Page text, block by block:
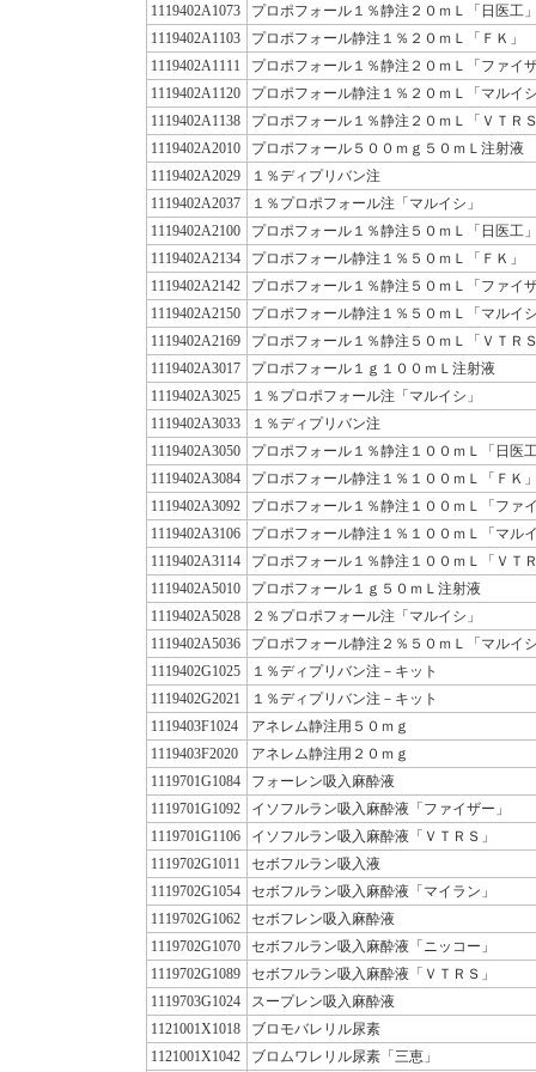
1119402A1073
プロポフォール１％静注２０ｍＬ「日医工」
1119402A1103
プロポフォール静注１％２０ｍＬ「ＦＫ」
1119402A1111
プロポフォール１％静注２０ｍＬ「ファイザ
1119402A1120
プロポフォール静注１％２０ｍＬ「マルイシ
1119402A1138
プロポフォール１％静注２０ｍＬ「ＶＴＲＳ
1119402A2010
プロポフォール５００ｍｇ５０ｍＬ注射液
1119402A2029
１％ディプリバン注
1119402A2037
１％プロポフォール注「マルイシ」
1119402A2100
プロポフォール１％静注５０ｍＬ「日医工」
1119402A2134
プロポフォール静注１％５０ｍＬ「ＦＫ」
1119402A2142
プロポフォール１％静注５０ｍＬ「ファイザ
1119402A2150
プロポフォール静注１％５０ｍＬ「マルイシ
1119402A2169
プロポフォール１％静注５０ｍＬ「ＶＴＲＳ
1119402A3017
プロポフォール１ｇ１００ｍＬ注射液
1119402A3025
１％プロポフォール注「マルイシ」
1119402A3033
１％ディプリバン注
1119402A3050
プロポフォール１％静注１００ｍＬ「日医工
1119402A3084
プロポフォール静注１％１００ｍＬ「ＦＫ」
1119402A3092
プロポフォール１％静注１００ｍＬ「ファイ
1119402A3106
プロポフォール静注１％１００ｍＬ「マルイ
1119402A3114
プロポフォール１％静注１００ｍＬ「ＶＴＲ
1119402A5010
プロポフォール１ｇ５０ｍＬ注射液
1119402A5028
２％プロポフォール注「マルイシ」
1119402A5036
プロポフォール静注２％５０ｍＬ「マルイシ
1119402G1025
１％ディプリバン注－キット
1119402G2021
１％ディプリバン注－キット
1119403F1024
アネレム静注用５０ｍｇ
1119403F2020
アネレム静注用２０ｍｇ
1119701G1084
フォーレン吸入麻酔液
1119701G1092
イソフルラン吸入麻酔液「ファイザー」
1119701G1106
イソフルラン吸入麻酔液「ＶＴＲＳ」
1119702G1011
セボフルラン吸入液
1119702G1054
セボフルラン吸入麻酔液「マイラン」
1119702G1062
セボフレン吸入麻酔液
1119702G1070
セボフルラン吸入麻酔液「ニッコー」
1119702G1089
セボフルラン吸入麻酔液「ＶＴＲＳ」
1119703G1024
スープレン吸入麻酔液
1121001X1018
ブロモバレリル尿素
1121001X1042
ブロムワレリル尿素「三恵」